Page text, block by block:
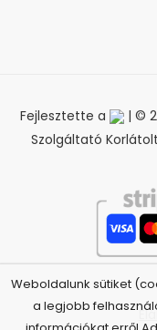
Fejlesztette a
| ©
Szolgáltató
Weboldalunk sütiket
a legjobb